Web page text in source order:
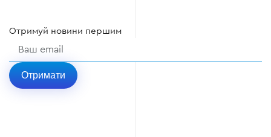
Отримуй новини першим
Отримати